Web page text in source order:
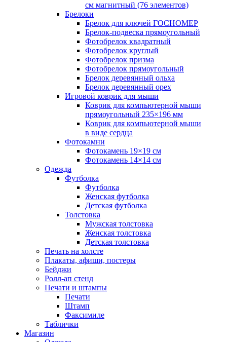
см магнитный (76 элементов)
Брелоки
Брелок для ключей ГОСНОМЕР
Брелок-подвеска прямоугольный
Фотобрелок квадратный
Фотобрелок круглый
Фотобрелок призма
Фотобрелок прямоугольный
Брелок деревянный ольха
Брелок деревянный орех
Игровой коврик для мыши
Коврик для компьютерной мыши
прямоугольный 235×196 мм
Коврик для компьютерной мыши
в виде сердца
Фотокамни
Фотокамень 19×19 см
Фотокамень 14×14 см
Одежда
Футболка
Футболка
Женская футболка
Детская футболка
Толстовка
Мужская толстовка
Женская толстовка
Детская толстовка
Печать на холсте
Плакаты, афиши, постеры
Бейджи
Ролл-ап стенд
Печати и штампы
Печати
Штамп
Факсимиле
Таблички
Магазин